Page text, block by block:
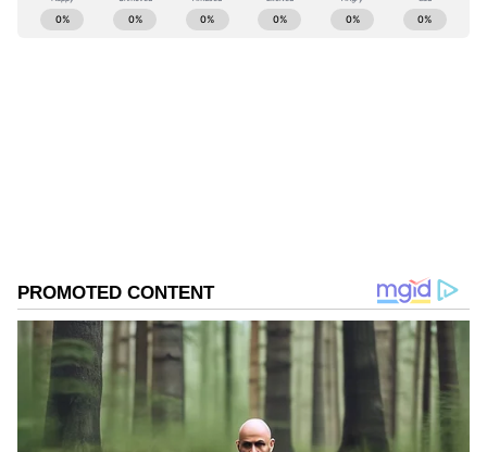
மனோஜ் பரமஹம்சா ஒளிப்பதிவு
செய்துள்ள இப்படத்திற்கு அனிருத் (Anirudh)
இசையமைக்கிறார். அதிரடி ஆக்‌ஷன்
கதையம்சம் கொண்ட படமாக இது
உருவாகி உள்ளது. இப்படத்தின் படப்பிடிப்பு
முடிந்து பின்னணி பணிகள் விறுவிறுப்பாக
ABOUT THE AUTHOR